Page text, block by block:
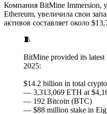
Компания BitMine Immersion,
Ethereum, увеличила свои
активов составляет около
🧵
BitMine provided its
2025:
$14.2 billion in total
— 3,313,069 ETH at
— 192 Bitcoin (BTC)
— $88 million stake in